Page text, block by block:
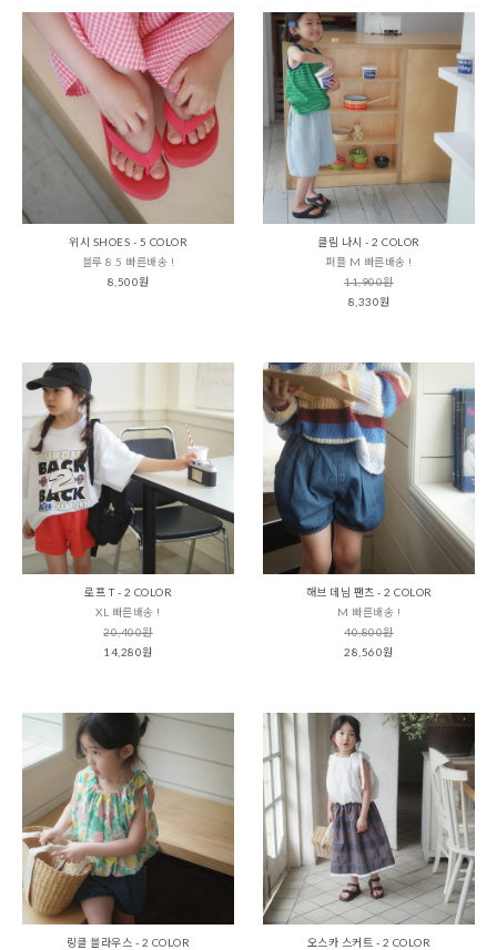
위시 SHOES - 5 COLOR
블루 8.5 빠른배송 !
8,500원
클림 나시 - 2 COLOR
퍼플 M 빠른배송 !
11,900원
8,330원
로프 T - 2 COLOR
XL 빠른배송 !
20,400원
14,280원
해브 데님 팬츠 - 2 COLOR
M 빠른배송 !
40,800원
28,560원
링클 블라우스 - 2 COLOR
오스카 스커트 - 2 COLOR